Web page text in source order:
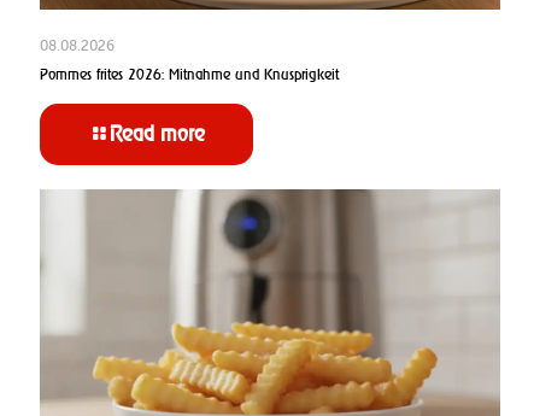
08.08.2026
Pommes frites 2026: Mitnahme und Knusprigkeit
Read more